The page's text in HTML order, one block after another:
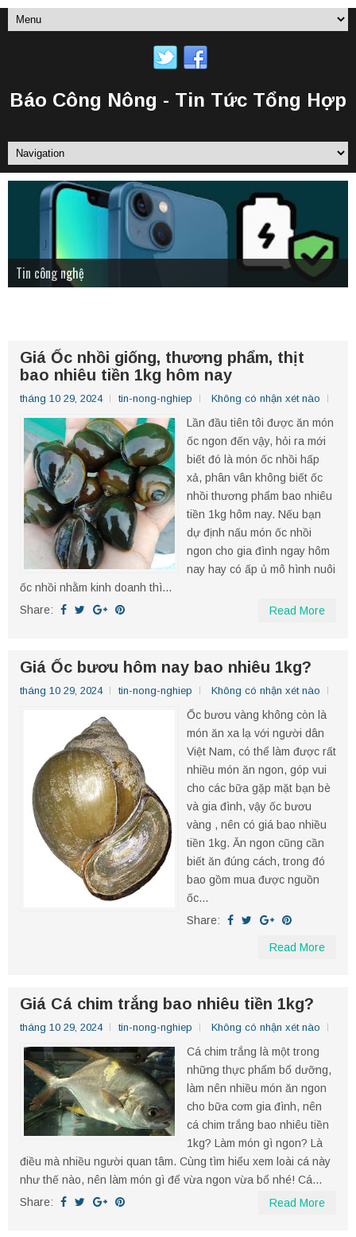
Báo Công Nông - Tin Tức Tổng Hợp
Tin Tức Nông Nghiệp
Tin công nghệ
Status tâm trạng
Giá Ốc nhồi giống, thương phẩm, thịt
bao nhiêu tiền 1kg hôm nay
tháng 10 29, 2024 tin-nong-nghiep Không có nhận xét nào
Lần đầu tiên tôi được ăn món
ốc ngon đến vậy, hỏi ra mới
biết đó là món ốc nhồi hấp
xả, phân vân không biết ốc
nhồi thương phẩm bao nhiêu
tiền 1kg hôm nay. Nếu bạn
dự định nấu món ốc nhồi
ngon cho gia đình ngay hôm
nay hay có ấp ủ mô hình nuôi
ốc nhồi nhằm kinh doanh thì...
Share:
Read More
Giá Ốc bươu hôm nay bao nhiêu 1kg?
tháng 10 29, 2024 tin-nong-nghiep Không có nhận xét nào
Ốc bươu vàng không còn là
món ăn xa lạ với người dân
Việt Nam, có thể làm được rất
nhiều món ăn ngon, góp vui
cho các bữa gặp mặt bạn bè
và gia đình, vậy ốc bươu
vàng , nên có giá bao nhiều
tiền 1kg. Ăn ngon cũng cần
biết ăn đúng cách, trong đó
bao gồm mua được nguồn
ốc...
Share:
Read More
Giá Cá chim trắng bao nhiêu tiền 1kg?
tháng 10 29, 2024 tin-nong-nghiep Không có nhận xét nào
Cá chim trắng là một trong
những thực phẩm bổ dưỡng,
làm nên nhiều món ăn ngon
cho bữa cơm gia đình, nên
cá chim trắng bao nhiêu tiền
1kg? Làm món gì ngon? Là
điều mà nhiều người quan tâm. Cùng tìm hiểu xem loài cá này
như thế nào, nên làm món gì để vừa ngon vừa bổ nhé! Cá...
Share:
Read More